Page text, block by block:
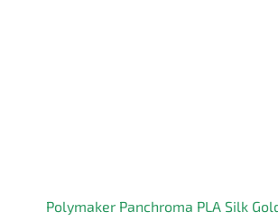
Polymaker Panchroma PLA Silk